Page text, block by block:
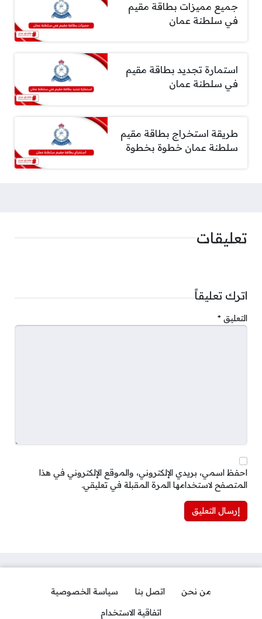
جميع مميزات بطاقة مقيم
في سلطنة عمان
استمارة تجديد بطاقة مقيم
في سلطنة عمان
طريقة استخراج بطاقة مقيم
سلطنة عمان خطوة بخطوة
تعليقات
اترك تعليقاً
التعليق *
احفظ اسمي، بريدي الإلكتروني، والموقع الإلكتروني في هذا
المتصفح لاستخدامها المرة المقبلة في تعليقي.
من نحن اتصل بنا
سياسة الخصوصية
اتفاقية الاستخدام